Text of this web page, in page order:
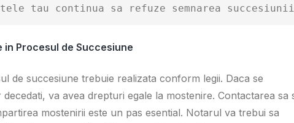
tau continua sa refuze semnarea
Procesul de Succesiune
de succesiune trebuie realizata conform legii. Daca se
va avea drepturi egale la mostenire. Contactarea sa
mostenirii este un pas esential. Notarul va trebui sa